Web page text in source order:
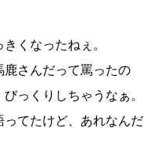
くなったねぇ。
鹿さんだって罵ったの
っくりしちゃうなぁ。
てたけど、あれなんだ